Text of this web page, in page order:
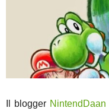
Il blogger NintendDaan